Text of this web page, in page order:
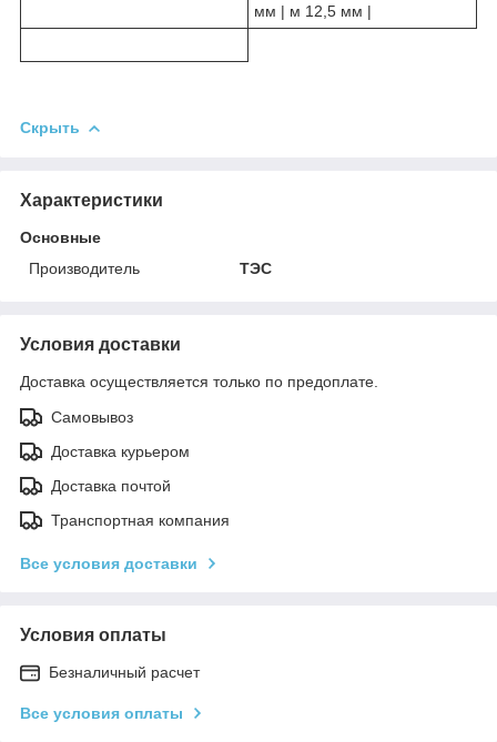
мм | м 12,5 мм |
Скрыть
Характеристики
Основные
Производитель
ТЭС
Условия доставки
Доставка осуществляется только по предоплате.
Самовывоз
Доставка курьером
Доставка почтой
Транспортная компания
Все условия доставки
Условия оплаты
Безналичный расчет
Все условия оплаты